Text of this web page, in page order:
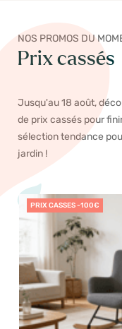
NOS PROMOS DU
Prix cassés
Jusqu'au 18 août,
de prix cassés pour
sélection tendance
jardin !
PRIX CASSES -100€